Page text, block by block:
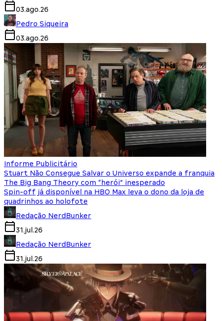
03.ago.26
Pedro Siqueira
03.ago.26
Informe Publicitário
Stuart Não Consegue Salvar o Universo expande a franquia
The Big Bang Theory com “herói” inesperado
Spin-off já disponível na HBO Max leva o dono da loja de
quadrinhos ao holofote
Redação NerdBunker
31.jul.26
Redação NerdBunker
31.jul.26